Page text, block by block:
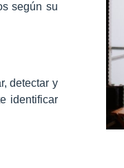
según su
detectar y
identificar